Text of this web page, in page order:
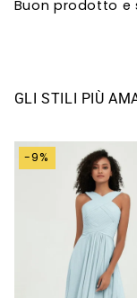
Buon prodotto e
GLI STILI PIÙ
-9%